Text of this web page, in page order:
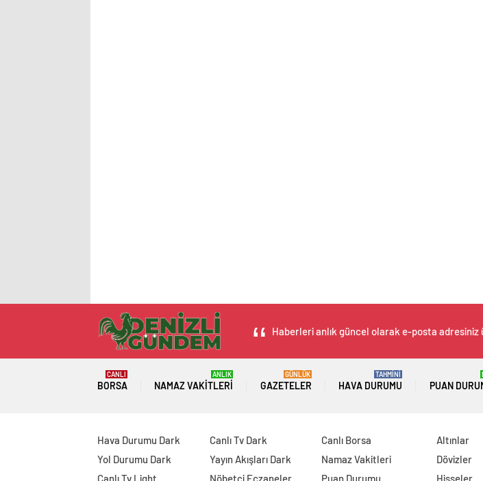
Haberleri anlık güncel olarak e-posta
BORSA
CANLI
NAMAZ VAKITLERI
ANLIK
GAZETELER
GÜNLÜK
HAVA DURUMU
TAHMİNİ
PUAN
Hava Durumu Dark
Yol Durumu Dark
Canlı Tv Light
Canlı Tv Dark
Yayın Akışları Dark
Nöbetçi Eczaneler
Canlı Borsa
Namaz Vakitleri
Puan Durumu
Altınlar
Dövizler
Hisseler